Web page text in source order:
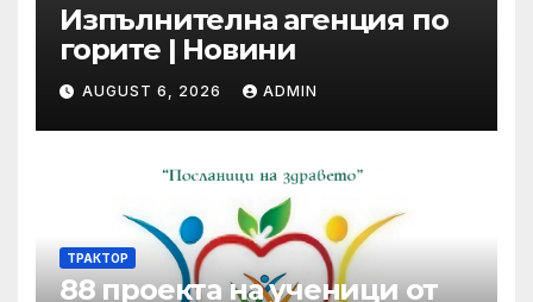
Изпълнителна агенция по
горите | Новини
AUGUST 6, 2026 ADMIN
ТРАКТОР
88 проекта на ученици от